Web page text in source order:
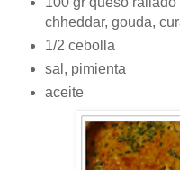
chheddar, gouda,
1/2 cebolla
sal, pimienta
aceite